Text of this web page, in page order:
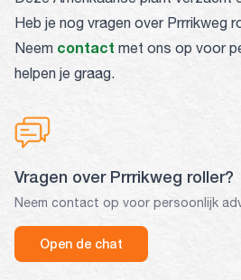
Heb je nog vragen over Prrrikweg
Neem contact met ons op voor
helpen je graag.
Vragen over Prrrikweg roller?
Neem contact op voor persoonlijk
Open de chat